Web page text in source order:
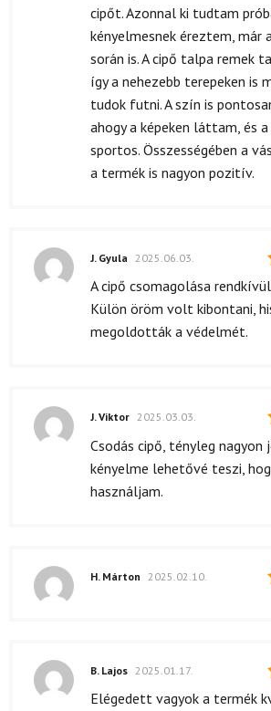
cipőt. Azonnal ki tudtam
kényelmesnek éreztem, már
során is. A cipő talpa remek
így a nehezebb terepeken is
tudok futni. A szín is
ahogy a képeken láttam, és
sportos. Összességében a
a termék is nagyon pozitív.
J. Gyula 2025.06.03.
A cipő csomagolása
Külön öröm volt kibontani,
megoldották a védelmét.
5
J. Viktor 2025.03.03.
Csodás cipő, tényleg nagyon
kényelme lehetővé teszi,
használjam.
H. Márton 2025.02.10.
B. Lajos 2025.01.17.
Elégedett vagyok a termék